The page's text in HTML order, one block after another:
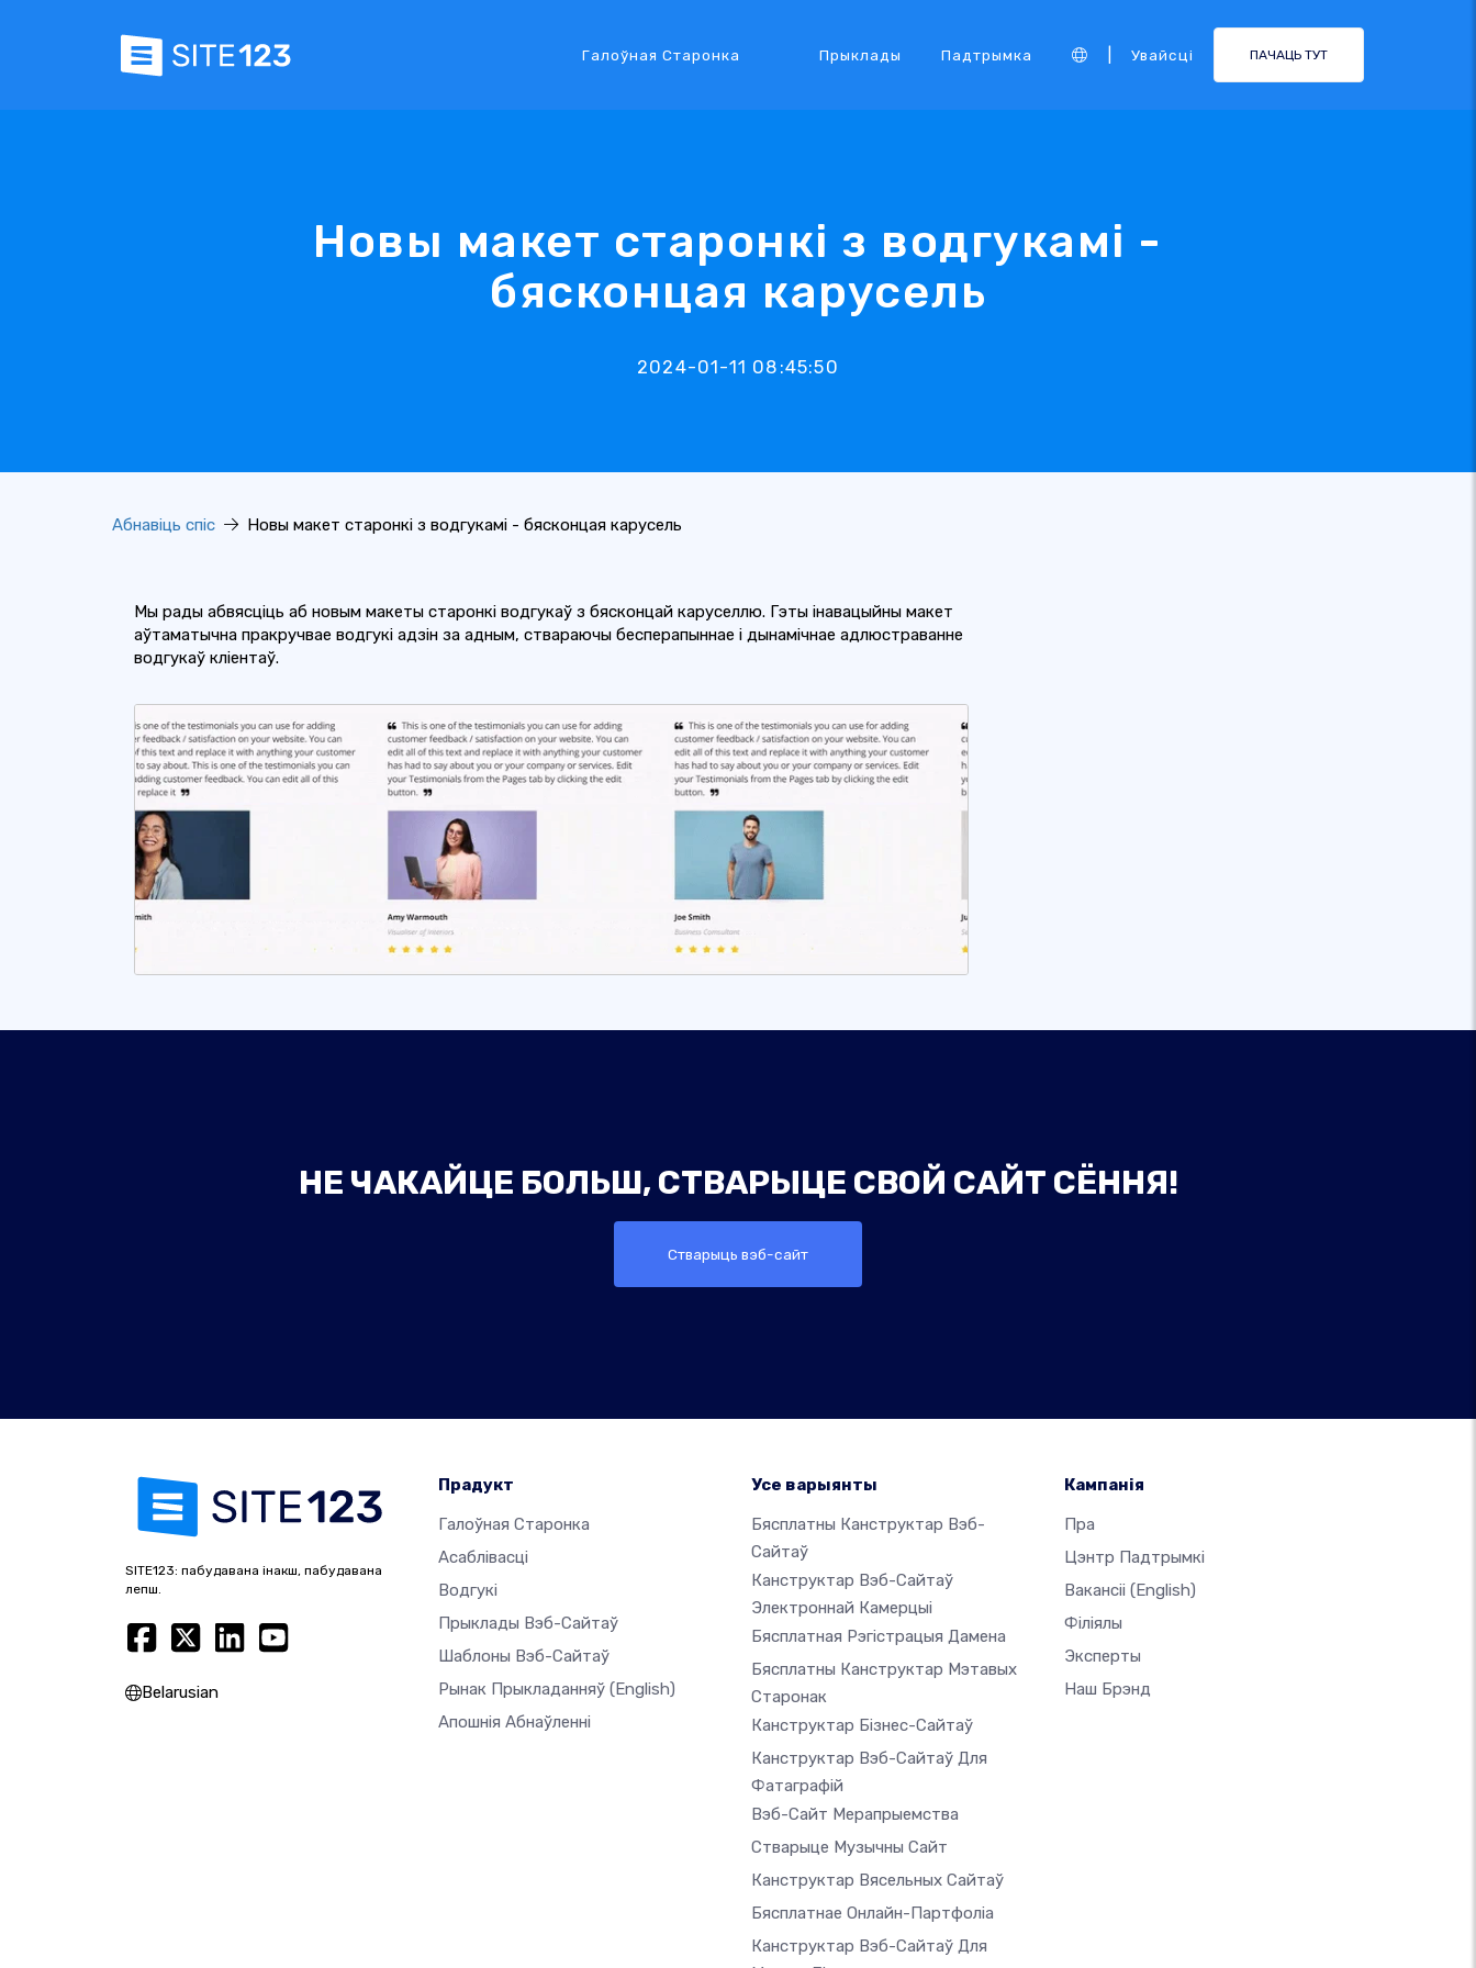
Галоўная Старонка Прыклады Падтрымка Увайсці ПАЧАЦЬ ТУТ
Новы макет старонкі з водгукамі -
бясконцая карусель
2024-01-11 08:45:50
Абнавіць спіс Новы макет старонкі з водгукамі - бясконцая карусель
Мы рады абвясціць аб новым макеты старонкі водгукаў з бясконцай каруселлю. Гэты інавацыйны макет
аўтаматычна пракручвае водгукі адзін за адным, ствараючы бесперапыннае і дынамічнае адлюстраванне
водгукаў кліентаў.
НЕ ЧАКАЙЦЕ БОЛЬШ, СТВАРЫЦЕ СВОЙ САЙТ СЁННЯ!
Стварыць вэб-сайт
SITE123: пабудавана інакш, пабудавана
лепш.
Belarusian
Прадукт
Галоўная Старонка
Асаблівасці
Водгукі
Прыклады Вэб-Сайтаў
Шаблоны Вэб-Сайтаў
Рынак Прыкладанняў (English)
Апошнія Абнаўленні
Усе варыянты
Бясплатны Канструктар Вэб-
Сайтаў
Канструктар Вэб-Сайтаў
Электроннай Камерцыі
Бясплатная Рэгістрацыя Дамена
Бясплатны Канструктар Мэтавых
Старонак
Канструктар Бізнес-Сайтаў
Канструктар Вэб-Сайтаў Для
Фатаграфій
Вэб-Сайт Мерапрыемства
Стварыце Музычны Сайт
Канструктар Вясельных Сайтаў
Бясплатнае Онлайн-Партфоліа
Канструктар Вэб-Сайтаў Для
Кампанія
Пра
Цэнтр Падтрымкі
Вакансіі (English)
Філіялы
Эксперты
Наш Брэнд